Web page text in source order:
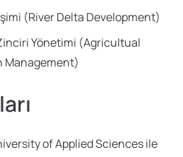
(River Delta Development)
Yönetimi (Agricultual
Management)
of Applied Sciences ile